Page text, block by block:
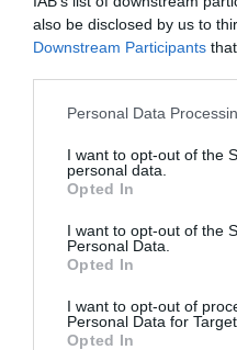
also be disclosed by us to
Downstream Participants
Please note that this
not limited to your visit or
grant or deny consent to
use your data for below
consent section.
Personal Data
I want to opt-out of the
personal data.
Opted In
I want to opt-out of the
Personal Data.
Opted In
I want to opt-out of
Personal Data for
Opted In
Értékelések
3.8
Összesen 10
5 7
4 0
Bunkó